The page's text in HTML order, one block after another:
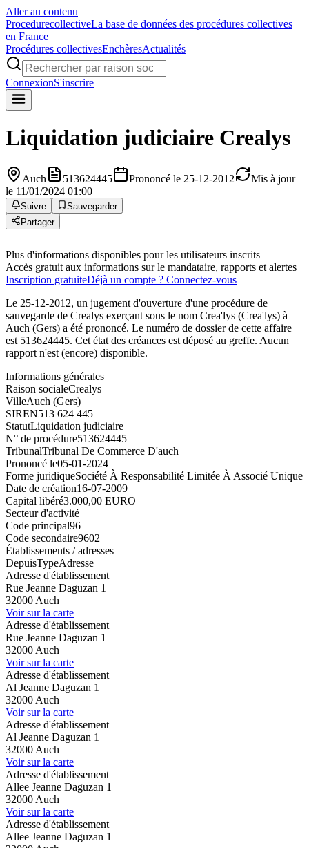
Aller au contenu
ProcedurecollectiveLa base de données des procédures collectives
en France
Procédures collectivesEnchèresActualités
ConnexionS'inscrire
Liquidation judiciaire Crealys
Auch 513624445 Prononcé le 25-12-2012
Mis à jour
le 11/01/2024 01:00
Suivre
Sauvegarder
Partager
Plus d'informations disponibles pour les utilisateurs inscrits
Accès gratuit aux informations sur le mandataire, rapports et alertes
Inscription gratuiteDéjà un compte ? Connectez-vous
Le 25-12-2012, un jugement d'ouverture d'une procédure de
sauvegarde de Crealys exerçant sous le nom Crea'lys (Crea'lys) à
Auch (Gers) a été prononcé. Le numéro de dossier de cette affaire
est 513624445. Cet état des créances est déposé au greffe. Aucun
rapport n'est (encore) disponible.
Informations générales
Raison socialeCrealys
VilleAuch (Gers)
SIREN513 624 445
StatutLiquidation judiciaire
N° de procédure513624445
TribunalTribunal De Commerce D'auch
Prononcé le05-01-2024
Forme juridiqueSociété À Responsabilité Limitée À Associé Unique
Date de création16-07-2009
Capital libéré3.000,00 EURO
Secteur d'activité
Code principal96
Code secondaire9602
Établissements / adresses
DepuisTypeAdresse
Adresse d'établissement
Rue Jeanne Daguzan 1
32000 Auch
Voir sur la carte
Adresse d'établissement
Rue Jeanne Daguzan 1
32000 Auch
Voir sur la carte
Adresse d'établissement
Al Jeanne Daguzan 1
32000 Auch
Voir sur la carte
Adresse d'établissement
Al Jeanne Daguzan 1
32000 Auch
Voir sur la carte
Adresse d'établissement
Allee Jeanne Daguzan 1
32000 Auch
Voir sur la carte
Adresse d'établissement
Allee Jeanne Daguzan 1